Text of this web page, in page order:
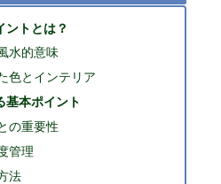
ントとは？
水的意味
色とインテリア
基本ポイント
の重要性
管理
法